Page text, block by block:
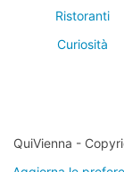
Ristoranti
Curiosità
QuiVienna -